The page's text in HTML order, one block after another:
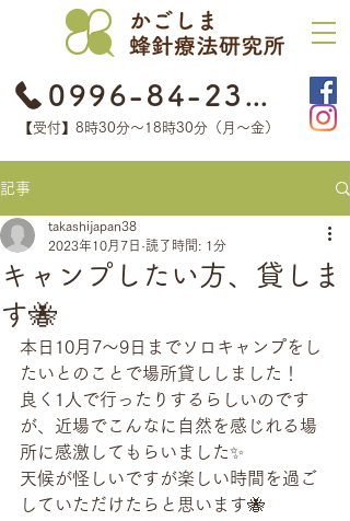
0996-84-2368
【受付】8時30分​〜18時30分（月〜金）
記事
キャンプしたい方、貸しま
す🐝
takashijapan38
2023年10月7日 読了時間: 1分
本日10月7〜9日までソロキャンプをし
たいとのことで場所貸ししました！
良く1人で行ったりするらしいのです
が、近場でこんなに自然を感じれる場
所に感激してもらいました✨
天候が怪しいですが楽しい時間を過ご
していただけたらと思います🐝